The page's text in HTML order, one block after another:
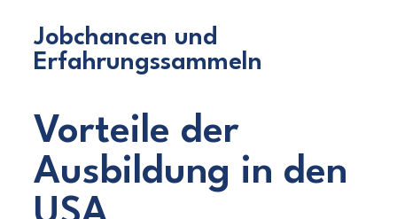
Jobchancen und
Erfahrungssammeln
Vorteile der
Ausbildung in den